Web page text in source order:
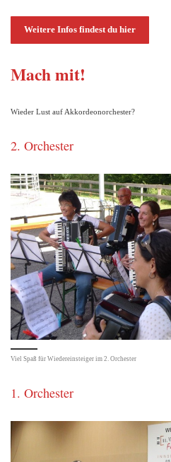
Weitere Infos findest du hier
Mach mit!
Wieder Lust auf Akkordeonorchester?
2. Orchester
Viel Spaß für Wiedereinsteiger im 2. Orchester
1. Orchester